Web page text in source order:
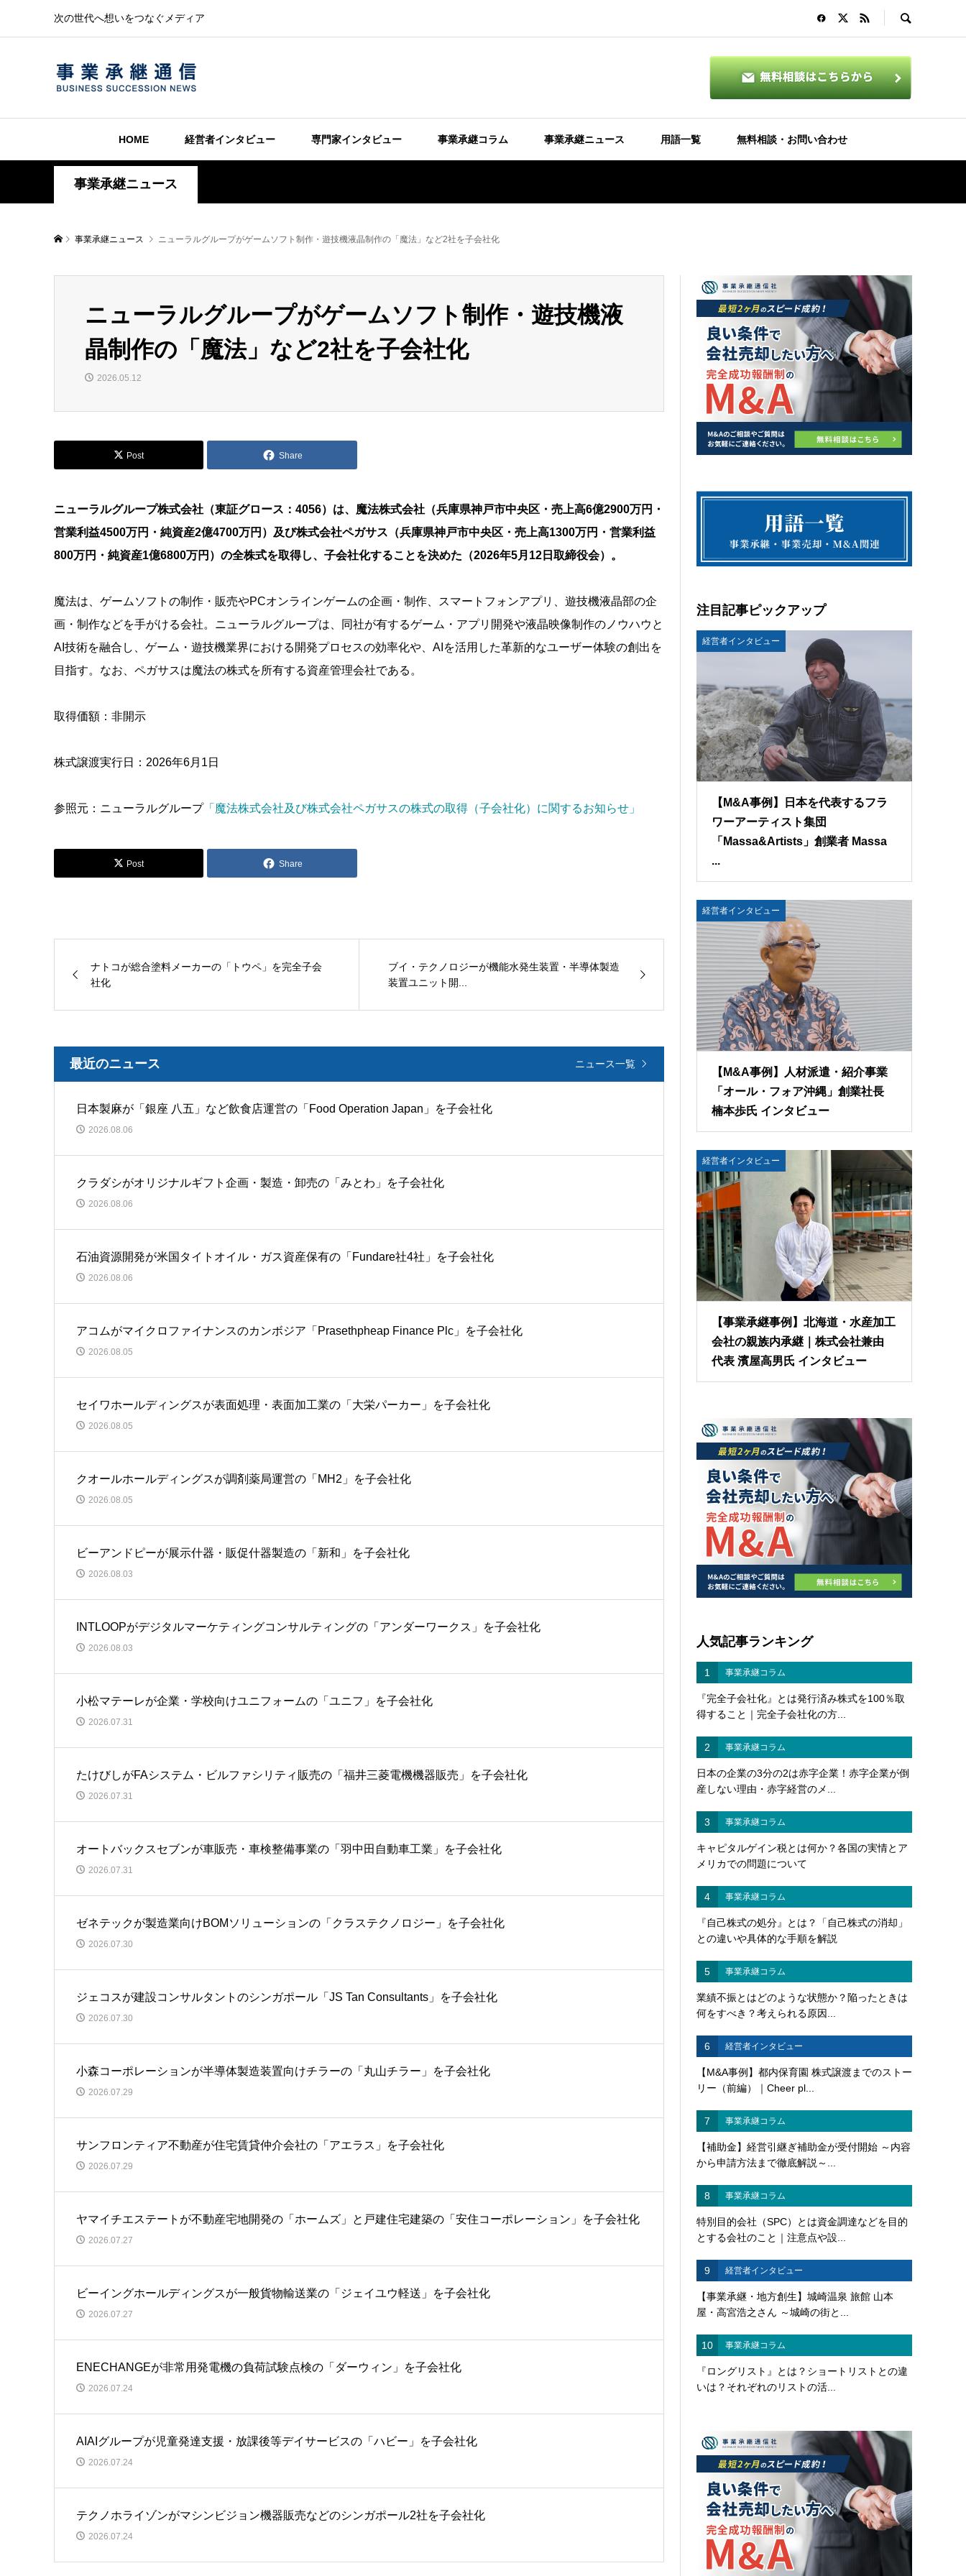
次の世代へ想いをつなぐメディア
HOME 経営者インタビュー 専門家インタビュー 事業承継コラム 事業承継ニュース 用語一覧 無料相談・お問い合わせ
事業承継ニュース
事業承継ニュース ニューラルグループがゲームソフト制作・遊技機液晶制作の「魔法」など2社を子会社化
ニューラルグループがゲームソフト制作・遊技機液
晶制作の「魔法」など2社を子会社化
2026.05.12
Post Share
ニューラルグループ株式会社（東証グロース：4056）は、魔法株式会社（兵庫県神戸市中央区・売上高6億2900万円・
営業利益4500万円・純資産2億4700万円）及び株式会社ペガサス（兵庫県神戸市中央区・売上高1300万円・営業利益
800万円・純資産1億6800万円）の全株式を取得し、子会社化することを決めた（2026年5月12日取締役会）。
魔法は、ゲームソフトの制作・販売やPCオンラインゲームの企画・制作、スマートフォンアプリ、遊技機液晶部の企
画・制作などを手がける会社。ニューラルグループは、同社が有するゲーム・アプリ開発や液晶映像制作のノウハウと
AI技術を融合し、ゲーム・遊技機業界における開発プロセスの効率化や、AIを活用した革新的なユーザー体験の創出を
目指す。なお、ペガサスは魔法の株式を所有する資産管理会社である。
取得価額：非開示
株式譲渡実行日：2026年6月1日
参照元：ニューラルグループ「魔法株式会社及び株式会社ペガサスの株式の取得（子会社化）に関するお知らせ」
Post Share
ナトコが総合塗料メーカーの「トウペ」を完全子会
社化
ブイ・テクノロジーが機能水発生装置・半導体製造
装置ユニット開...
最近のニュース ニュース一覧
日本製麻が「銀座 八五」など飲食店運営の「Food Operation Japan」を子会社化
2026.08.06
クラダシがオリジナルギフト企画・製造・卸売の「みとわ」を子会社化
2026.08.06
石油資源開発が米国タイトオイル・ガス資産保有の「Fundare社4社」を子会社化
2026.08.06
アコムがマイクロファイナンスのカンボジア「Prasethpheap Finance Plc」を子会社化
2026.08.05
セイワホールディングスが表面処理・表面加工業の「大栄パーカー」を子会社化
2026.08.05
クオールホールディングスが調剤薬局運営の「MH2」を子会社化
2026.08.05
ビーアンドピーが展示什器・販促什器製造の「新和」を子会社化
2026.08.03
INTLOOPがデジタルマーケティングコンサルティングの「アンダーワークス」を子会社化
2026.08.03
小松マテーレが企業・学校向けユニフォームの「ユニフ」を子会社化
2026.07.31
たけびしがFAシステム・ビルファシリティ販売の「福井三菱電機機器販売」を子会社化
2026.07.31
オートバックスセブンが車販売・車検整備事業の「羽中田自動車工業」を子会社化
2026.07.31
ゼネテックが製造業向けBOMソリューションの「クラステクノロジー」を子会社化
2026.07.30
ジェコスが建設コンサルタントのシンガポール「JS Tan Consultants」を子会社化
2026.07.30
小森コーポレーションが半導体製造装置向けチラーの「丸山チラー」を子会社化
2026.07.29
サンフロンティア不動産が住宅賃貸仲介会社の「アエラス」を子会社化
2026.07.29
ヤマイチエステートが不動産宅地開発の「ホームズ」と戸建住宅建築の「安住コーポレーション」を子会社化
2026.07.27
ビーイングホールディングスが一般貨物輸送業の「ジェイユウ軽送」を子会社化
2026.07.27
ENECHANGEが非常用発電機の負荷試験点検の「ダーウィン」を子会社化
2026.07.24
AIAIグループが児童発達支援・放課後等デイサービスの「ハビー」を子会社化
2026.07.24
テクノホライゾンがマシンビジョン機器販売などのシンガポール2社を子会社化
2026.07.24
注目記事ピックアップ
経営者インタビュー
【M&A事例】日本を代表するフラ
ワーアーティスト集団
「Massa&Artists」創業者 Massa
...
経営者インタビュー
【M&A事例】人材派遣・紹介事業
「オール・フォア沖縄」創業社長
楠本歩氏 インタビュー
経営者インタビュー
【事業承継事例】北海道・水産加工
会社の親族内承継｜株式会社兼由
代表 濱屋高男氏 インタビュー
人気記事ランキング
1 事業承継コラム
『完全子会社化』とは発行済み株式を100％取
得すること｜完全子会社化の方...
2 事業承継コラム
日本の企業の3分の2は赤字企業！赤字企業が倒
産しない理由・赤字経営のメ...
3 事業承継コラム
キャピタルゲイン税とは何か？各国の実情とア
メリカでの問題について
4 事業承継コラム
『自己株式の処分』とは？「自己株式の消却」
との違いや具体的な手順を解説
5 事業承継コラム
業績不振とはどのような状態か？陥ったときは
何をすべき？考えられる原因...
6 経営者インタビュー
【M&A事例】都内保育園 株式譲渡までのストー
リー（前編）｜Cheer pl...
7 事業承継コラム
【補助金】経営引継ぎ補助金が受付開始 ～内容
から申請方法まで徹底解説～...
8 事業承継コラム
特別目的会社（SPC）とは資金調達などを目的
とする会社のこと｜注意点や設...
9 経営者インタビュー
【事業承継・地方創生】城崎温泉 旅館 山本
屋・高宮浩之さん ～城崎の街と...
10 事業承継コラム
『ロングリスト』とは？ショートリストとの違
いは？それぞれのリストの活...